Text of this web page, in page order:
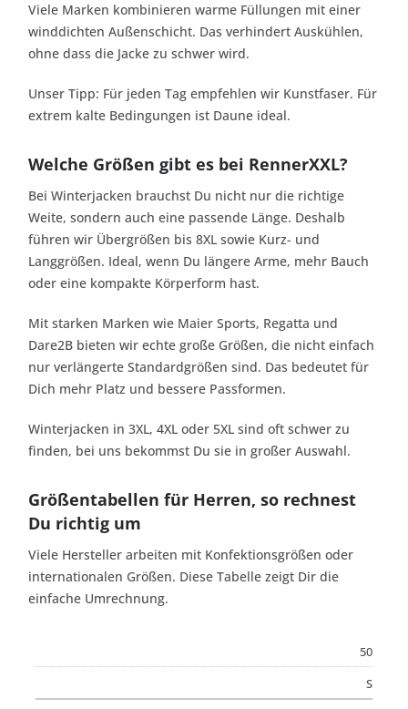
Viele Marken kombinieren warme Füllungen mit einer
winddichten Außenschicht. Das verhindert Auskühlen,
ohne dass die Jacke zu schwer wird.
Unser Tipp: Für jeden Tag empfehlen wir Kunstfaser. Für
extrem kalte Bedingungen ist Daune ideal.
Welche Größen gibt es bei RennerXXL?
Bei Winterjacken brauchst Du nicht nur die richtige
Weite, sondern auch eine passende Länge. Deshalb
führen wir Übergrößen bis 8XL sowie Kurz- und
Langgrößen. Ideal, wenn Du längere Arme, mehr Bauch
oder eine kompakte Körperform hast.
Mit starken Marken wie Maier Sports, Regatta und
Dare2B bieten wir echte große Größen, die nicht einfach
nur verlängerte Standardgrößen sind. Das bedeutet für
Dich mehr Platz und bessere Passformen.
Winterjacken in 3XL, 4XL oder 5XL sind oft schwer zu
finden, bei uns bekommst Du sie in großer Auswahl.
Größentabellen für Herren, so rechnest
Du richtig um
Viele Hersteller arbeiten mit Konfektionsgrößen oder
internationalen Größen. Diese Tabelle zeigt Dir die
einfache Umrechnung.
50
S